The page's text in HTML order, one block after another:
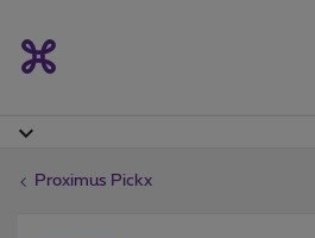
Proximus Pickx